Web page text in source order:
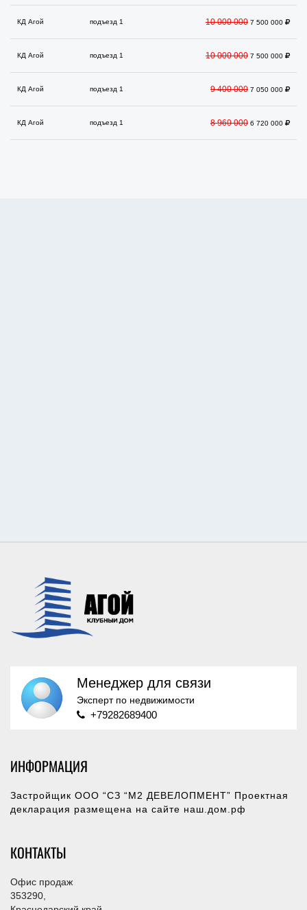
КД Агой подъезд 1 10 000 000 7 500 000
КД Агой подъезд 1 10 000 000 7 500 000
КД Агой подъезд 1 9 400 000 7 050 000
КД Агой подъезд 1 8 960 000 6 720 000
Менеджер для связи
Эксперт по недвижимости
+79282689400
ИНФОРМАЦИЯ
Застройщик ООО “СЗ “М2 ДЕВЕЛОПМЕНТ” Проектная
декларация размещена на сайте наш.дом.рф
КОНТАКТЫ
Офис продаж
353290,